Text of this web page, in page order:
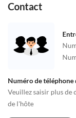
Contact
Numéro de téléphone
Veuillez saisir plus de
de l'hôte